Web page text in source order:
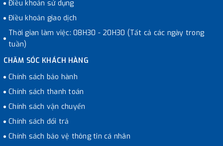
Điều khoản sử dụng
Điều khoản giao dịch
Thời gian làm việc: 08H30 - 20H30 (Tất cả các ngày trong
tuần)
CHĂM SÓC KHÁCH HÀNG
Chính sách bảo hành
Chính sách thanh toán
Chính sách vận chuyển
Chính sách đổi trả
Chính sách bảo vệ thông tin cá nhân